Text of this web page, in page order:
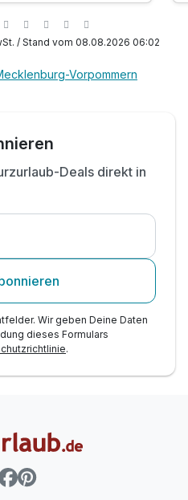
/ Stand vom 08.08.2026 06:02
Vorpommern
Deals direkt in
Wir geben Deine Daten
dieses Formulars
.